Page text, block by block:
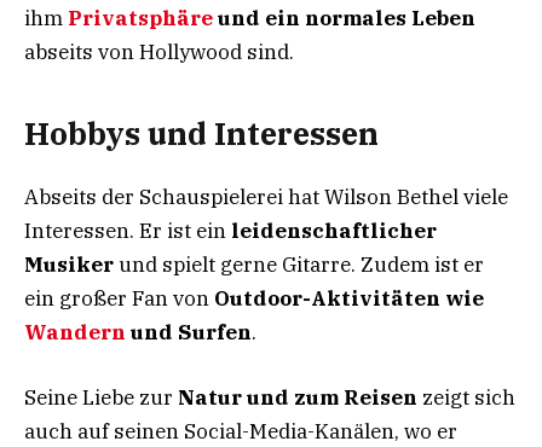
ihm Privatsphäreund ein normales Leben
abseits von Hollywood sind.
Hobbys und Interessen
Abseits der Schauspielerei hat Wilson Bethel viele
Interessen. Er ist ein leidenschaftlicher
Musikerund spielt gerne Gitarre. Zudem ist er
ein großer Fan von Outdoor-Aktivitäten wie
Wandern und Surfen.
Seine Liebe zur Natur und zum Reisen zeigt sich
auch auf seinen Social-Media-Kanälen, wo er